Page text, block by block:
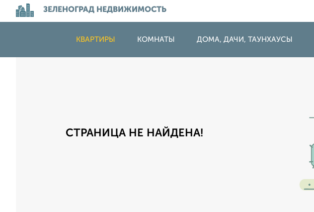
ЗЕЛЕНОГРАД НЕДВИЖИМОСТЬ
КВАРТИРЫ КОМНАТЫ ДОМА, ДАЧИ, ТАУНХАУСЫ
СТРАНИЦА НЕ НАЙДЕНА!